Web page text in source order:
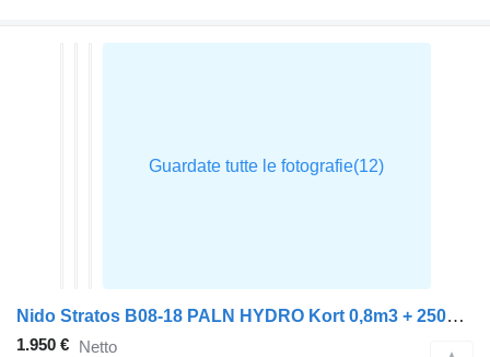
Nido Stratos B08-18 PALN HYDRO Kort 0,8m3 + 250L Geen bedienkast nog
1.950 € Netto